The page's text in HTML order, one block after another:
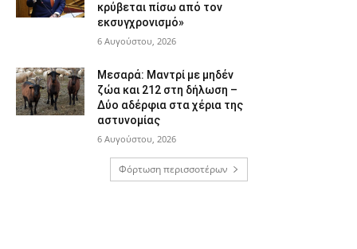
κρύβεται πίσω από τον
εκσυγχρονισμό»
6 Αυγούστου, 2026
Μεσαρά: Μαντρί με μηδέν
ζώα και 212 στη δήλωση –
Δύο αδέρφια στα χέρια της
αστυνομίας
6 Αυγούστου, 2026
Φόρτωση περισσοτέρων